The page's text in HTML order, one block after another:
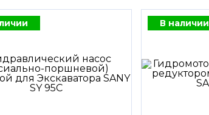
В наличии